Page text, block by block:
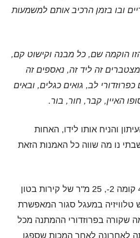
ובו בזמן הרכיב אותם למשמעות
הוקמה שם, כל מבנה וקישוט קם,
מצטברים זה ליד זה, נאספים זה
לב, גואים כגלים, ובאים
האיין, קבר, חור, בור.
והניח אותו לידו, האחות
נו מה שווה כל האמנות הזאת
חדר ניתוח מספר 4 קומה 2-, 25 מ"ר של קירות בטון
טלוויזיה במעגל סגור המאפשרת
שקורה בפרוזדורי ההמתנה מכל
לאחרונה לאחר המכות שספגו